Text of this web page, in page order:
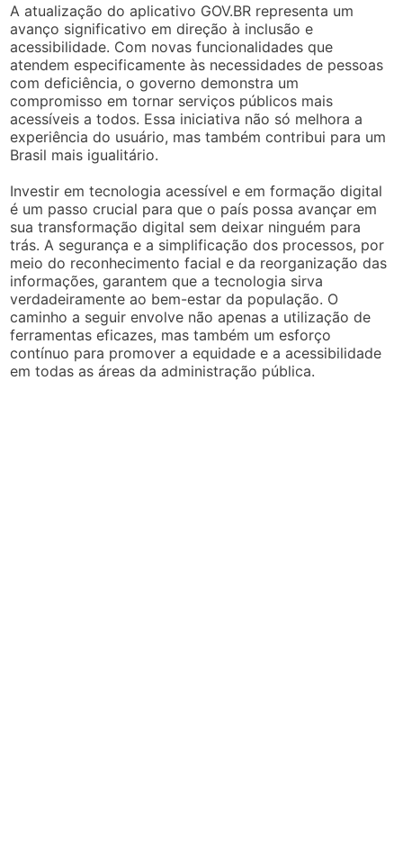
A atualização do aplicativo GOV.BR representa um
avanço significativo em direção à inclusão e
acessibilidade. Com novas funcionalidades que
atendem especificamente às necessidades de pessoas
com deficiência, o governo demonstra um
compromisso em tornar serviços públicos mais
acessíveis a todos. Essa iniciativa não só melhora a
experiência do usuário, mas também contribui para um
Brasil mais igualitário.
Investir em tecnologia acessível e em formação digital
é um passo crucial para que o país possa avançar em
sua transformação digital sem deixar ninguém para
trás. A segurança e a simplificação dos processos, por
meio do reconhecimento facial e da reorganização das
informações, garantem que a tecnologia sirva
verdadeiramente ao bem-estar da população. O
caminho a seguir envolve não apenas a utilização de
ferramentas eficazes, mas também um esforço
contínuo para promover a equidade e a acessibilidade
em todas as áreas da administração pública.